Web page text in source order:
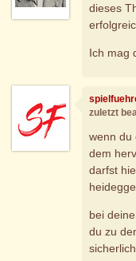
dieses
Ich mag
zuletzt
wenn du
dem
darfst
bei
du zu